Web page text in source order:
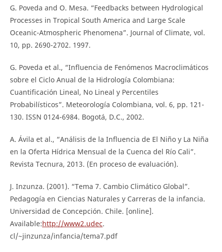
G. Poveda and O. Mesa. “Feedbacks between Hydrological
Processes in Tropical South America and Large Scale
Oceanic-Atmospheric Phenomena”. Journal of Climate, vol.
10, pp. 2690-2702. 1997.
G. Poveda et al., “Influencia de Fenómenos Macroclimáticos
sobre el Ciclo Anual de la Hidrología Colombiana:
Cuantificación Lineal, No Lineal y Percentiles
Probabilísticos”. Meteorología Colombiana, vol. 6, pp. 121-
130. ISSN 0124-6984. Bogotá, D.C., 2002.
A. Ávila et al., “Análisis de la Influencia de El Niño y La Niña
en la Oferta Hídrica Mensual de la Cuenca del Río Cali”.
Revista Tecnura, 2013. (En proceso de evaluación).
J. Inzunza. (2001). “Tema 7. Cambio Climático Global”.
Pedagogía en Ciencias Naturales y Carreras de la infancia.
Universidad de Concepción. Chile. [online].
Available:http://www2.udec.
cl/~jinzunza/infancia/tema7.pdf